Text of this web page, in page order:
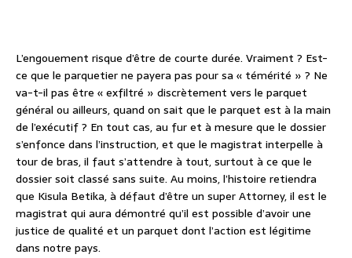
L’engouement risque d’être de courte durée. Vraiment ? Est-
ce que le parquetier ne payera pas pour sa « témérité » ? Ne
va-t-il pas être « exfiltré » discrètement vers le parquet
général ou ailleurs, quand on sait que le parquet est à la main
de l’exécutif ? En tout cas, au fur et à mesure que le dossier
s’enfonce dans l’instruction, et que le magistrat interpelle à
tour de bras, il faut s’attendre à tout, surtout à ce que le
dossier soit classé sans suite. Au moins, l’histoire retiendra
que Kisula Betika, à défaut d’être un super Attorney, il est le
magistrat qui aura démontré qu’il est possible d’avoir une
justice de qualité et un parquet dont l’action est légitime
dans notre pays.